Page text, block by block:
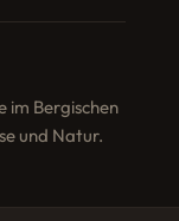
im Bergischen
und Natur.